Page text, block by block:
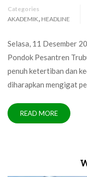
Categories
AKADEMIK, HEADLINE
Selasa, 11 Desember
Pondok Pesantren
penuh ketertiban dan
diharapkan mengigat
READ MORE